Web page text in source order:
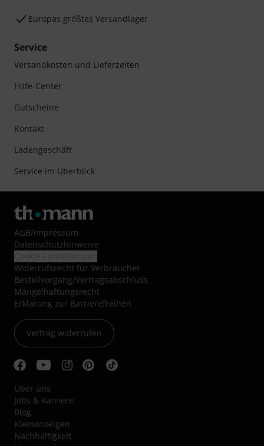
Europas größtes Versandlager
Service
Versandkosten und Lieferzeiten
Hilfe-Center
Gutscheine
Kontakt
Ladengeschäft
Service im Überblick
AGB/Impressum
Datenschutzhinweise
Widerrufsrecht für Verbraucher
Bestellvorgang/Vertragsabschluss
Mängelhaftungsrecht
Erklärung zur Barrierefreiheit
Vertrag widerrufen
Über uns
Jobs & Karriere
Blog
Kleinanzeigen
Nachhaltigkeit